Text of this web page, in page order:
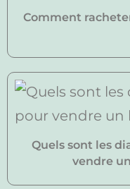
Comment
Quels sont les
vendre